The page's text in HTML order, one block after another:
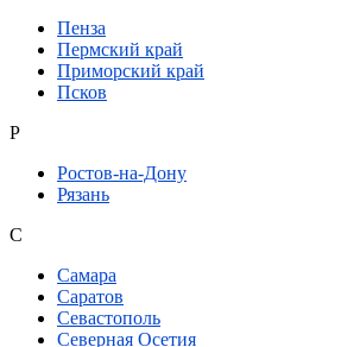
Пенза
Пермский край
Приморский край
Псков
Р
Ростов-на-Дону
Рязань
С
Самара
Саратов
Севастополь
Северная Осетия